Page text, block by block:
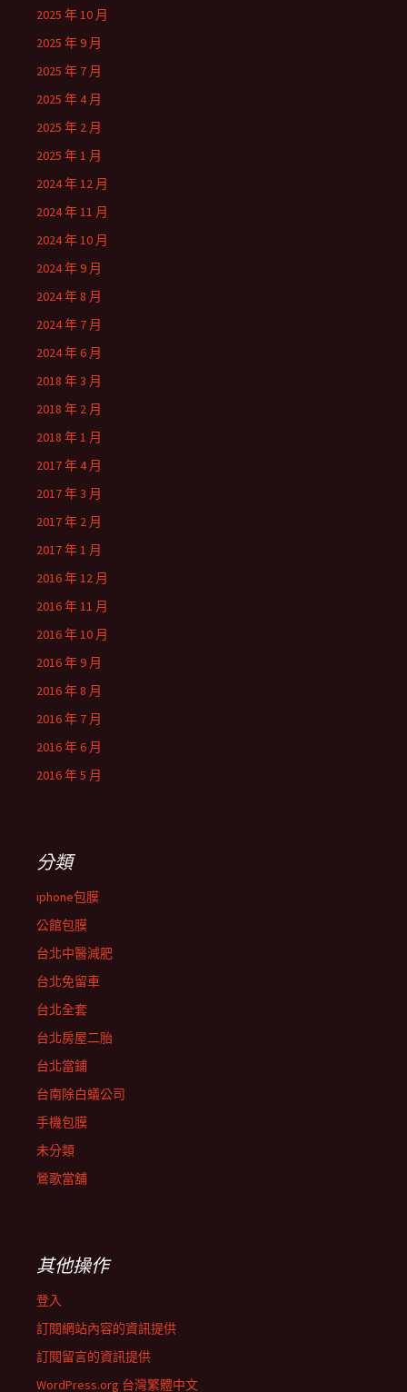
2025 年 10 月
2025 年 9 月
2025 年 7 月
2025 年 4 月
2025 年 2 月
2025 年 1 月
2024 年 12 月
2024 年 11 月
2024 年 10 月
2024 年 9 月
2024 年 8 月
2024 年 7 月
2024 年 6 月
2018 年 3 月
2018 年 2 月
2018 年 1 月
2017 年 4 月
2017 年 3 月
2017 年 2 月
2017 年 1 月
2016 年 12 月
2016 年 11 月
2016 年 10 月
2016 年 9 月
2016 年 8 月
2016 年 7 月
2016 年 6 月
2016 年 5 月
分類
iphone包膜
公館包膜
台北中醫減肥
台北免留車
台北全套
台北房屋二胎
台北當鋪
台南除白蟻公司
手機包膜
未分類
鶯歌當舖
其他操作
登入
訂閱網站內容的資訊提供
訂閱留言的資訊提供
WordPress.org 台灣繁體中文